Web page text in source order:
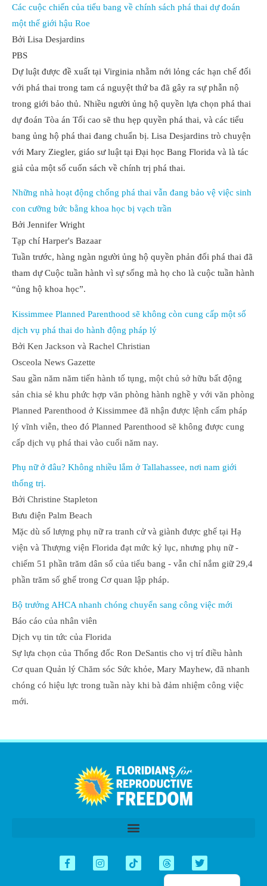
Các cuộc chiến của tiểu bang về chính sách phá thai dự đoán
một thế giới hậu Roe
Bởi Lisa Desjardins
PBS
Dự luật được đề xuất tại Virginia nhằm nới lỏng các hạn chế đối
với phá thai trong tam cá nguyệt thứ ba đã gây ra sự phẫn nộ
trong giới bảo thủ. Nhiều người ủng hộ quyền lựa chọn phá thai
dự đoán Tòa án Tối cao sẽ thu hẹp quyền phá thai, và các tiểu
bang ủng hộ phá thai đang chuẩn bị. Lisa Desjardins trò chuyện
với Mary Ziegler, giáo sư luật tại Đại học Bang Florida và là tác
giả của một số cuốn sách về chính trị phá thai.
Những nhà hoạt động chống phá thai vẫn đang bảo vệ việc sinh
con cưỡng bức bằng khoa học bị vạch trần
Bởi Jennifer Wright
Tạp chí Harper's Bazaar
Tuần trước, hàng ngàn người ủng hộ quyền phản đối phá thai đã
tham dự Cuộc tuần hành vì sự sống mà họ cho là cuộc tuần hành
“ủng hộ khoa học”.
Kissimmee Planned Parenthood sẽ không còn cung cấp một số
dịch vụ phá thai do hành động pháp lý
Bởi Ken Jackson và Rachel Christian
Osceola News Gazette
Sau gần năm năm tiến hành tố tụng, một chủ sở hữu bất động
sản chia sẻ khu phức hợp văn phòng hành nghề y với văn phòng
Planned Parenthood ở Kissimmee đã nhận được lệnh cấm pháp
lý vĩnh viễn, theo đó Planned Parenthood sẽ không được cung
cấp dịch vụ phá thai vào cuối năm nay.
Phụ nữ ở đâu? Không nhiều lắm ở Tallahassee, nơi nam giới
thống trị.
Bởi Christine Stapleton
Bưu điện Palm Beach
Mặc dù số lượng phụ nữ ra tranh cử và giành được ghế tại Hạ
viện và Thượng viện Florida đạt mức kỷ lục, nhưng phụ nữ -
chiếm 51 phần trăm dân số của tiểu bang - vẫn chỉ nắm giữ 29,4
phần trăm số ghế trong Cơ quan lập pháp.
Bộ trưởng AHCA nhanh chóng chuyển sang công việc mới
Báo cáo của nhân viên
Dịch vụ tin tức của Florida
Sự lựa chọn của Thống đốc Ron DeSantis cho vị trí điều hành
Cơ quan Quản lý Chăm sóc Sức khỏe, Mary Mayhew, đã nhanh
chóng có hiệu lực trong tuần này khi bà đảm nhiệm công việc
mới.
English
Español
اردو